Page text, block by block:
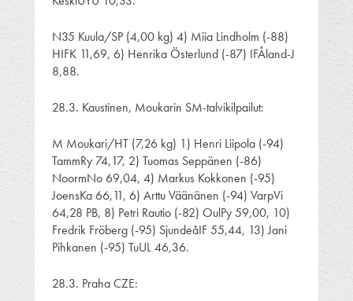
N35 Kuula/SP (4,00 kg) 4) Miia Lindholm (-88)
HIFK 11,69, 6) Henrika Österlund (-87) IFÅland-J
8,88.
28.3. Kaustinen, Moukarin SM-talvikilpailut:
M Moukari/HT (7,26 kg) 1) Henri Liipola (-94)
TammRy 74,17, 2) Tuomas Seppänen (-86)
NoormNo 69,04, 4) Markus Kokkonen (-95)
JoensKa 66,11, 6) Arttu Väänänen (-94) VarpVi
64,28 PB, 8) Petri Rautio (-82) OulPy 59,00, 10)
Fredrik Fröberg (-95) SjundeåIF 55,44, 13) Jani
Pihkanen (-95) TuUL 46,36.
28.3. Praha CZE: